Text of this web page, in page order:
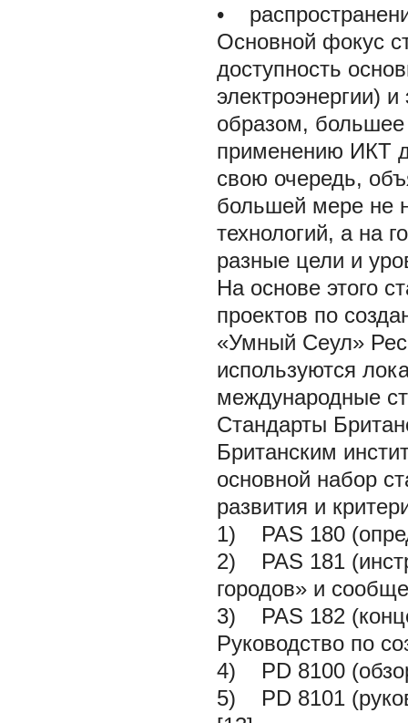
•
Основной фокус
доступность
электроэнергии)
образом, большее
применению ИКТ
свою очередь,
большей мере не
технологий, а на
разные цели и
На основе этого
проектов по
«Умный Сеул»
используются
международные
Стандарты
Британским
основной набор
развития и
1) PAS 180
2) PAS 181
городов» и
3) PAS 182
Руководство по
4) PD 8100
5) PD 8101